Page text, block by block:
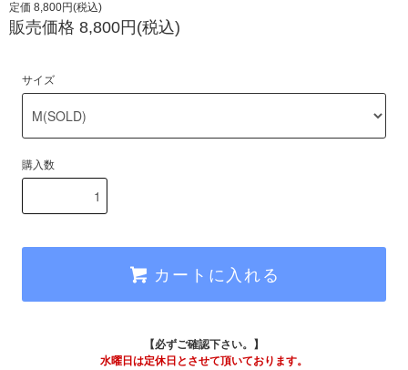
定価 8,800円(税込)
販売価格 8,800円(税込)
サイズ
購入数
カートに入れる
【必ずご確認下さい。】
水曜日は定休日とさせて頂いております。